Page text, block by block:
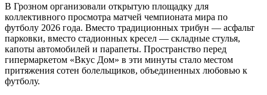
В Грозном организовали открытую площадку для
коллективного просмотра матчей чемпионата мира по
футболу 2026 года. Вместо традиционных трибун — асфальт
парковки, вместо стадионных кресел — складные стулья,
капоты автомобилей и парапеты. Пространство перед
гипермаркетом «Вкус Дом» в эти минуты стало местом
притяжения сотен болельщиков, объединенных любовью к
футболу.